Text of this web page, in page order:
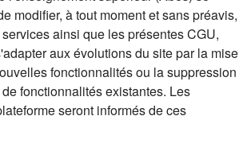
modifier, à tout moment et sans préavis,
ainsi que les présentes CGU,
aux évolutions du site par la mise
fonctionnalités ou la suppression
fonctionnalités existantes. Les
seront informés de ces